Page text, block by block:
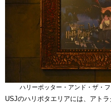
ハリーポッター・アンド・ザ・
USJのハリポタエリアには、アトラ